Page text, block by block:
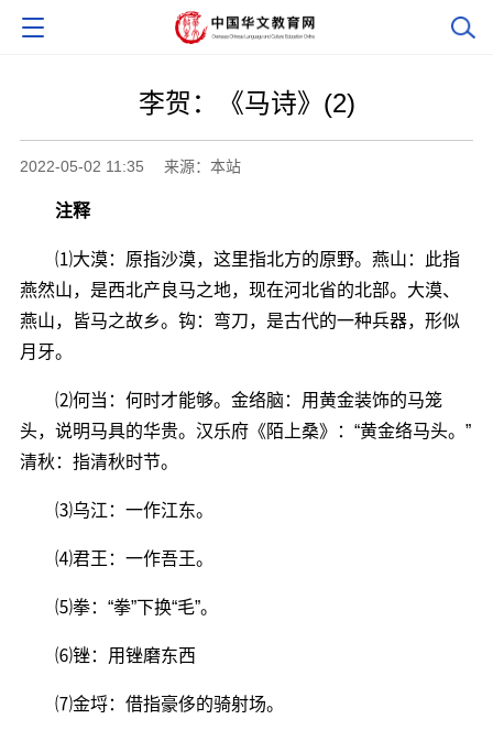
李贺：《马诗》(2)
2022-05-02 11:35 来源：本站
注释
⑴大漠：原指沙漠，这里指北方的原野。燕山：此指
燕然山，是西北产良马之地，现在河北省的北部。大漠、
燕山，皆马之故乡。钩：弯刀，是古代的一种兵器，形似
月牙。
⑵何当：何时才能够。金络脑：用黄金装饰的马笼
头，说明马具的华贵。汉乐府《陌上桑》：“黄金络马头。”
清秋：指清秋时节。
⑶乌江：一作江东。
⑷君王：一作吾王。
⑸拳：“拳”下换“毛”。
⑹锉：用锉磨东西
⑺金埒：借指豪侈的骑射场。